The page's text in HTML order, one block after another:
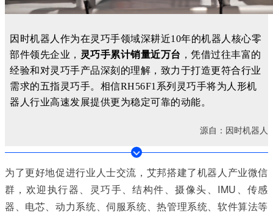
因时机器人 作为在灵巧手领域深耕近10年的机器人核心零
部件领先企业， 灵巧手累计销量近万台 ， 凭借过往丰富的
经验和对灵巧手产品深刻 的理解 ， 致力于打造更符合行业
需求的五指灵巧手。 相信RH56F1系列 灵巧手将为 人形机
器人 行业高速发展提供更为稳定可靠的动能。
源自：因时机器人
为了更好地促进行业人士交流，艾邦搭建了机器人产业微信
群，欢迎执行器、灵巧手、结构件、摄像头、IMU、传感
器、电芯、动力系统、伺服系统、热管理系统、软件算法等